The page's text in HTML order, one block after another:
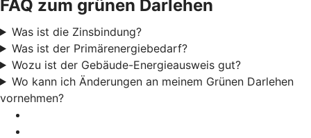
FAQ zum grünen Darlehen
Was ist die Zinsbindung?
Was ist der Primärenergiebedarf?
Wozu ist der Gebäude-Energieausweis gut?
Wo kann ich Änderungen an meinem Grünen Darlehen
vornehmen?